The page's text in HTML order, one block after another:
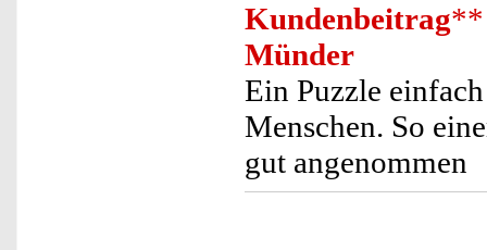
Kundenbeitrag**
Münder
Ein Puzzle
Menschen. So
gut angenommen